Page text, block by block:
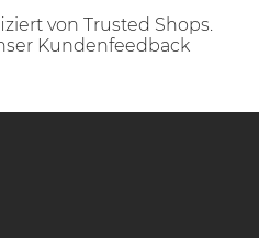
von Trusted Shops.
Kundenfeedback